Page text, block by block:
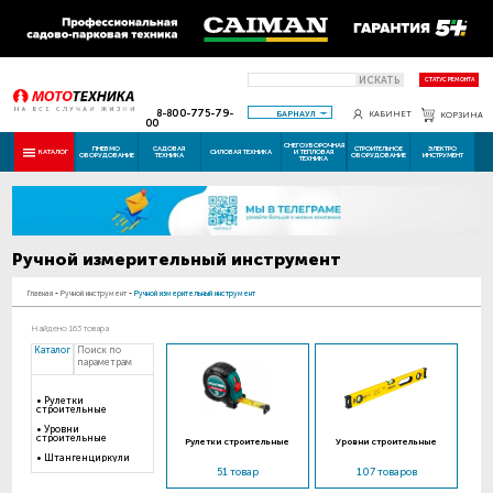
ИСКАТЬ СТАТУС РЕМОНТА
8-800-775-79-
00
БАРНАУЛ КАБИНЕТ КОРЗИНА
КАТАЛОГ ПНЕВМО
ОБОРУДОВАНИЕ
САДОВАЯ
ТЕХНИКА СИЛОВАЯ ТЕХНИКА
СНЕГОУБОРОЧНАЯ
И ТЕПЛОВАЯ
ТЕХНИКА
СТРОИТЕЛЬНОЕ
ОБОРУДОВАНИЕ
ЭЛЕКТРО
ИНСТРУМЕНТ
Ручной измерительный инструмент
Главная - Ручной инструмент - Ручной измерительный инструмент
Найдено 163 товара
Каталог
Поиск по
параметрам
Рулетки
строительные
Уровни
строительные
Штангенциркули
Рулетки строительные
51 товар
Уровни строительные
107 товаров